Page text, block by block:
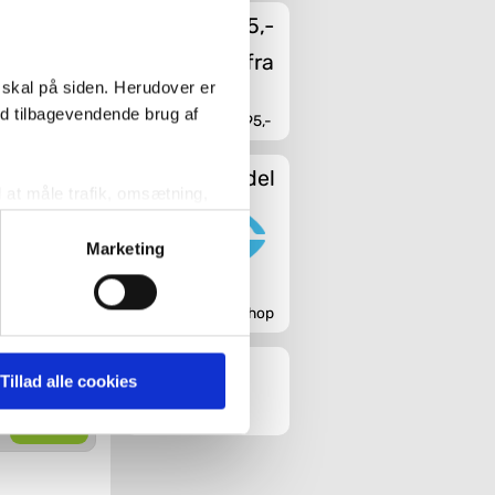
på siden. Herudover er
tilbagevendende brug af
kan du se hvilke
cookies. Du har
det ligeledes muligt, at
Marketing
Tillad alle cookies
du
din
Fragt fra 45,-
Fri fragt fra 4.995,-
Sikker handel
Godkendt webshop